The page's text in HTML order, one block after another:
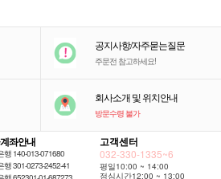
공지사항/자주묻는질문
주문전 참고하세요!
회사소개 및 위치안내
방문수령 불가
좌안내
행 140-013-071680
행 301-0273-2452-41
고객센터
032-330-1335~6
평일10:00 ~ 14:00
점심시간12:00 ~ 13:00